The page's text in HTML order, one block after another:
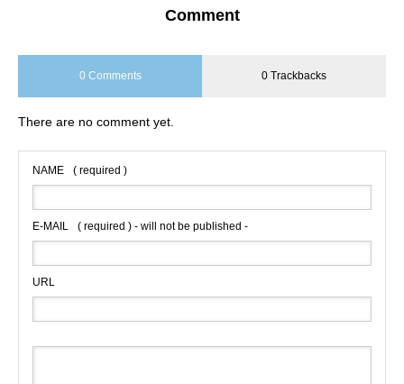
Comment
0 Comments 0 Trackbacks
There are no comment yet.
NAME ( required )
E-MAIL ( required ) - will not be published -
URL